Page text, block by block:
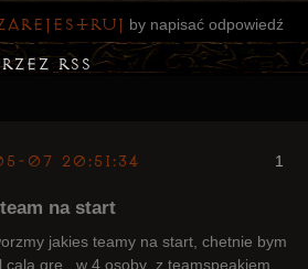
by napisać odpowiedź
RSS
1
07 20:51:34
na start
jakies teamy na start, chetnie bym
cala gre , w 4 osoby ,z teamspeakiem,